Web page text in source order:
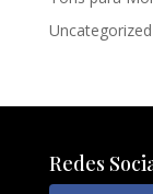
Uncategorized
Redes